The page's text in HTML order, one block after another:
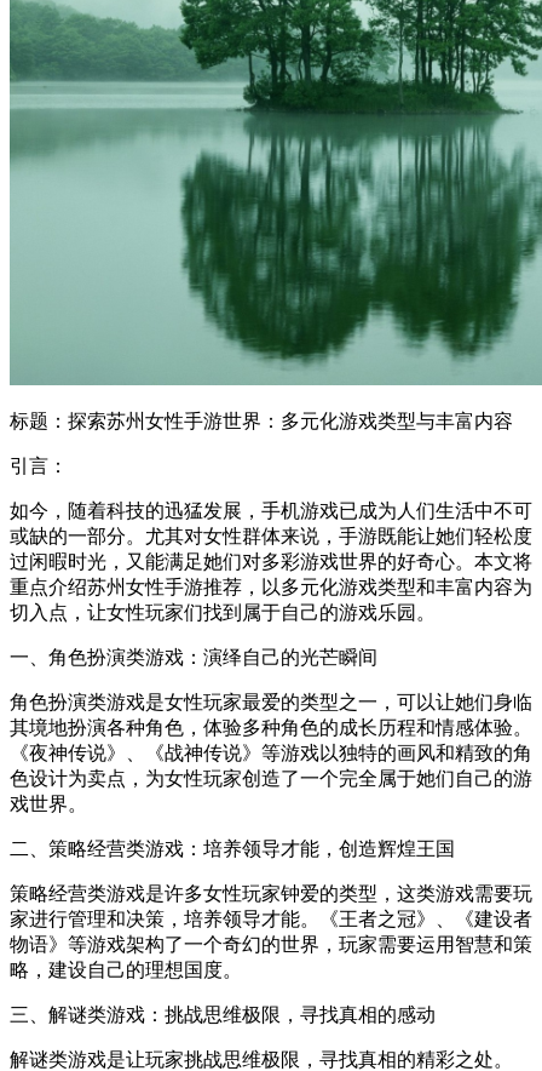
标题：探索苏州女性手游世界：多元化游戏类型与丰富内容
引言：
如今，随着科技的迅猛发展，手机游戏已成为人们生活中不可
或缺的一部分。尤其对女性群体来说，手游既能让她们轻松度
过闲暇时光，又能满足她们对多彩游戏世界的好奇心。本文将
重点介绍苏州女性手游推荐，以多元化游戏类型和丰富内容为
切入点，让女性玩家们找到属于自己的游戏乐园。
一、角色扮演类游戏：演绎自己的光芒瞬间
角色扮演类游戏是女性玩家最爱的类型之一，可以让她们身临
其境地扮演各种角色，体验多种角色的成长历程和情感体验。
《夜神传说》、《战神传说》等游戏以独特的画风和精致的角
色设计为卖点，为女性玩家创造了一个完全属于她们自己的游
戏世界。
二、策略经营类游戏：培养领导才能，创造辉煌王国
策略经营类游戏是许多女性玩家钟爱的类型，这类游戏需要玩
家进行管理和决策，培养领导才能。《王者之冠》、《建设者
物语》等游戏架构了一个奇幻的世界，玩家需要运用智慧和策
略，建设自己的理想国度。
三、解谜类游戏：挑战思维极限，寻找真相的感动
解谜类游戏是让玩家挑战思维极限，寻找真相的精彩之处。